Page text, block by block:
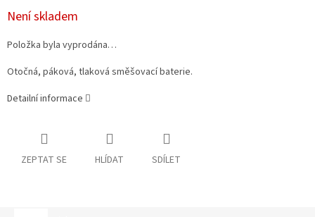
Měrná
cena:
Není skladem
Položka byla vyprodána…
Otočná, páková, tlaková směšovací baterie.
Detailní informace
ZEPTAT SE HLÍDAT SDÍLET